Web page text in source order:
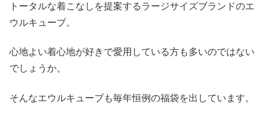
トータルな着こなしを提案するラージサイズブランドのエ
ウルキューブ。
心地よい着心地が好きで愛用している方も多いのではない
でしょうか。
そんなエウルキューブも毎年恒例の福袋を出しています。